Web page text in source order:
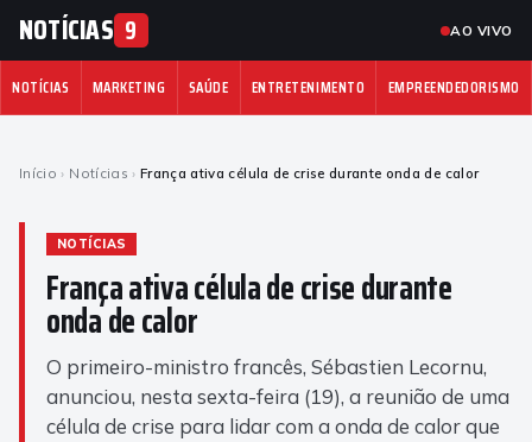
NOTÍCIAS 9 AO VIVO
NOTÍCIAS MARKETING SAÚDE ENTRETENIMENTO EMPREENDEDORISMO
Início › Notícias › França ativa célula de crise durante onda de calor
NOTÍCIAS
França ativa célula de crise durante
onda de calor
O primeiro-ministro francês, Sébastien Lecornu,
anunciou, nesta sexta-feira (19), a reunião de uma
célula de crise para lidar com a onda de calor que